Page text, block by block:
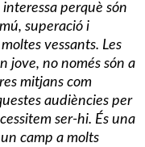
perquè són
superació i
vessants. Les
jove, no només són a
mitjans com
audiències per
ser-hi. És una
camp a molts